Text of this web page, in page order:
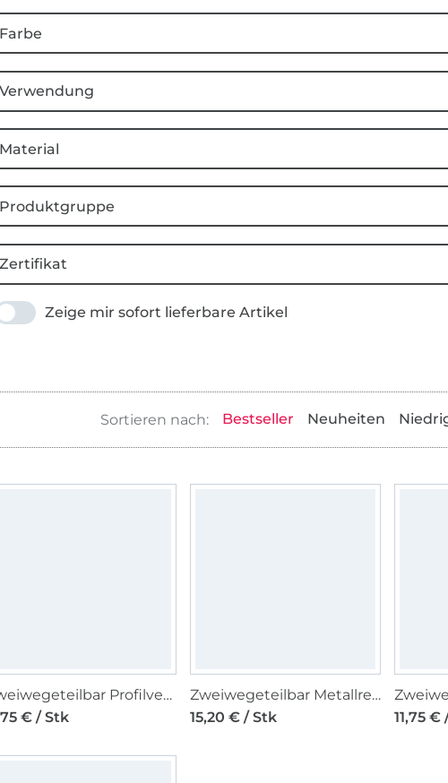
Farbe
Verwendung
Material
Produktgruppe
Zertifikat
Zeige mir sofort lieferbare Artikel
Bestseller Neuheiten
Zweiwegeteilbar Profilverschluss (P60), dunkelblau
€ / Stk
Zweiwegeteilbar Metallreißverschluss, schwarz
15,20 € / Stk
11,75 €